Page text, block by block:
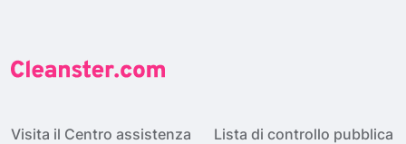
Visita il Centro assistenza Lista di controllo pubblica